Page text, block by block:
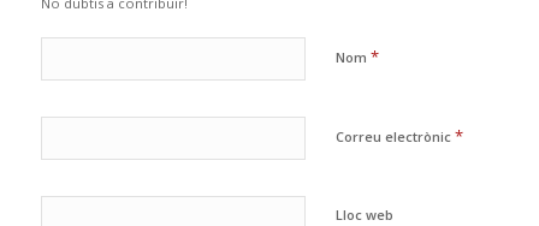
Nom *
Correu electrònic *
Lloc web